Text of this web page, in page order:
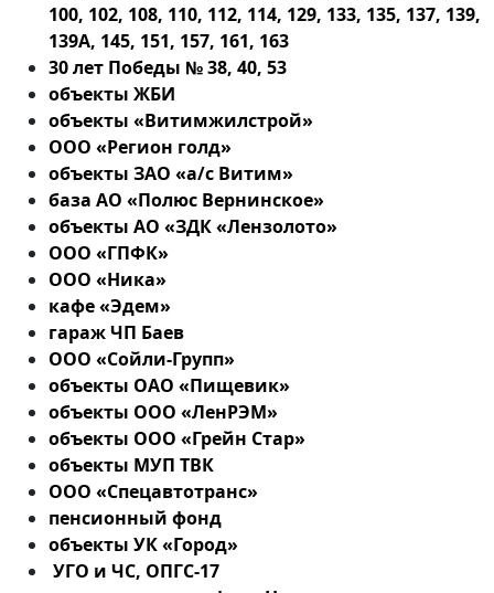
100, 102, 108, 110, 112, 114, 129, 133, 135, 137, 139,
139А, 145, 151, 157, 161, 163
30 лет Победы № 38, 40, 53
объекты ЖБИ
объекты «Витимжилстрой»
ООО «Регион голд»
объекты ЗАО «а/с Витим»
база АО «Полюс Вернинское»
объекты АО «ЗДК «Лензолото»
ООО «ГПФК»
ООО «Ника»
кафе «Эдем»
гараж ЧП Баев
ООО «Сойли-Групп»
объекты ОАО «Пищевик»
объекты ООО «ЛенРЭМ»
объекты ООО «Грейн Стар»
объекты МУП ТВК
ООО «Спецавтотранс»
пенсионный фонд
объекты УК «Город»
УГО и ЧС, ОПГС-17